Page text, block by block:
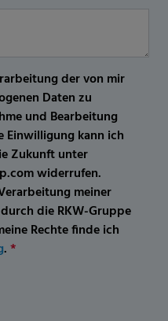
der von mir
Daten zu
und Bearbeitung
Einwilligung kann ich
Zukunft unter
widerrufen.
meiner
die RKW-Gruppe
Rechte finde ich
.*